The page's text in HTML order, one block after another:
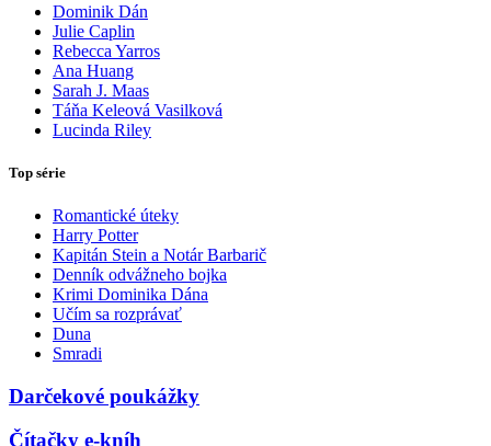
Dominik Dán
Julie Caplin
Rebecca Yarros
Ana Huang
Sarah J. Maas
Táňa Keleová Vasilková
Lucinda Riley
Top série
Romantické úteky
Harry Potter
Kapitán Stein a Notár Barbarič
Denník odvážneho bojka
Krimi Dominika Dána
Učím sa rozprávať
Duna
Smradi
Darčekové poukážky
Čítačky e-kníh